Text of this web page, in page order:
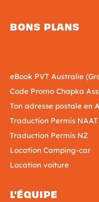
BONS PLANS
eBook PVT Australie
Code Promo Chapka
Ton adresse postale en
Traduction Permis
Traduction Permis NZ
Location Camping-car
Location voiture
L'ÉQUIPE